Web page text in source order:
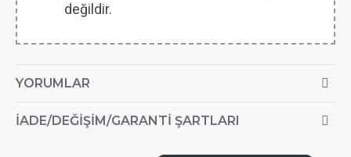
değildir.
YORUMLAR
İADE/DEĞIŞIM/GARANTI ŞARTLARI